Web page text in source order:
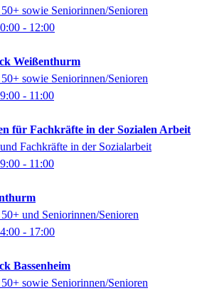
sowie Seniorinnen/Senioren
- 12:00
Weißenthurm
sowie Seniorinnen/Senioren
- 11:00
für Fachkräfte in der Sozialen Arbeit
Fachkräfte in der Sozialarbeit
- 11:00
und Seniorinnen/Senioren
- 17:00
Bassenheim
sowie Seniorinnen/Senioren